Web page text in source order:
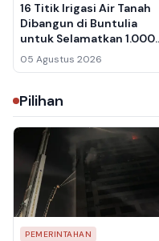
16 Titik Irigasi Air Tanah
Dibangun di Buntulia
untuk Selamatkan 1.000
Hektare Sawah dari
Sedimentasi
05 Agustus 2026
Pilihan
PEMERINTAHAN